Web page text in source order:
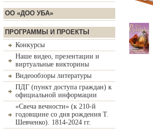
ОО «ДОО УБА»
ПРОГРАММЫ И ПРОЕКТЫ
Конкурсы
Наше видео, презентации и
виртуальные викторины
Видеообзоры литературы
ПДГ (пункт доступа граждан) к
официальной информации
«Свеча вечности» (к 210-й
годовщине со дня рождения Т.
Шевченко). 1814-2024 гг.